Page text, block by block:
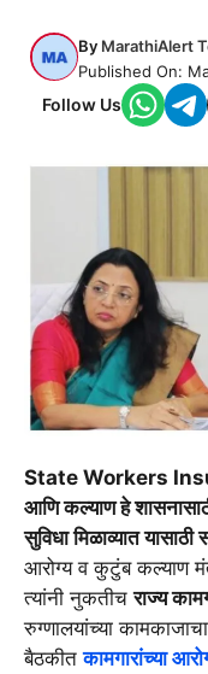
By MarathiAlert
Published On:
Follow Us
State Workers
आणि कल्याण हे
सुविधा मिळाव्यात
आरोग्य व कुटुंब कल्याण
त्यांनी नुकतीचराज्य
रुग्णालयांच्या
बैठकीतकामगारांच्या